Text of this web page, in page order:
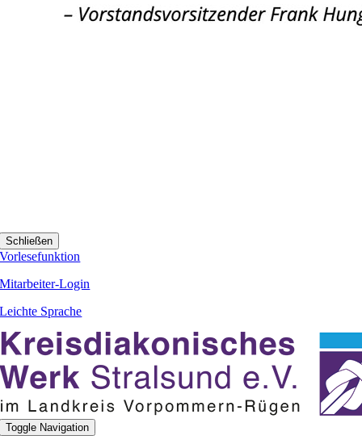
Schließen
Vorlesefunktion
Mitarbeiter-Login
Leichte Sprache
Toggle Navigation